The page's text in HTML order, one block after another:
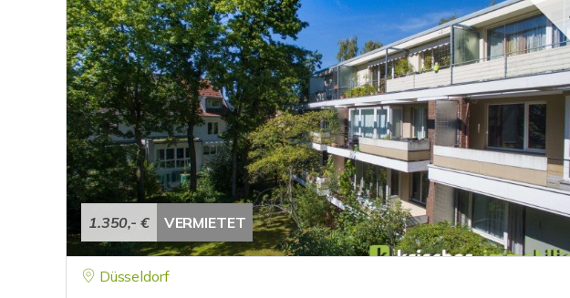
1.350,- € VERMIETET
Düsseldorf